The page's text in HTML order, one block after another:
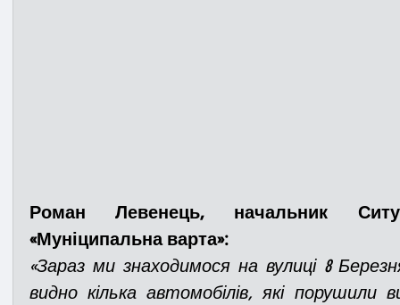
Роман Левенець, начальник
«Муніципальна варта»:
«Зараз ми знаходимося на вулиці 8
видно кілька автомобілів, які порушили